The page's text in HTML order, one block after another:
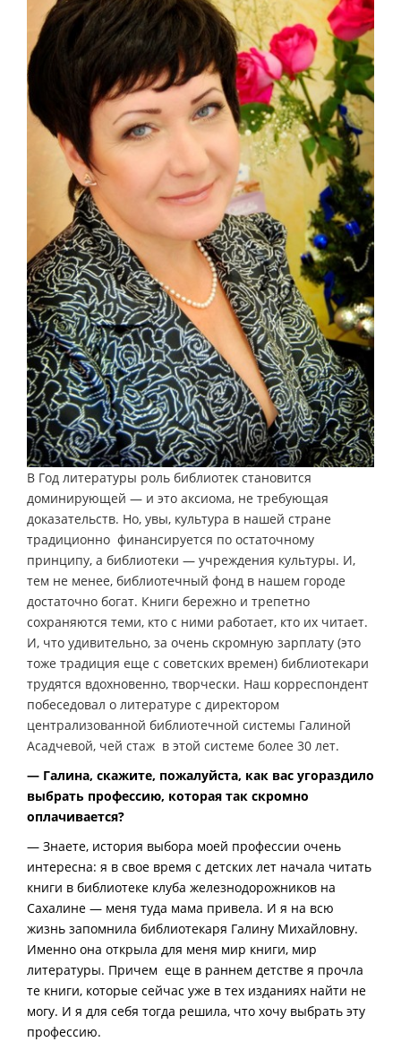
В Год литературы роль библиотек становится
доминирующей — и это аксиома, не требующая
доказательств. Но, увы, культура в нашей стране
традиционно финансируется по остаточному
принципу, а библиотеки — учреждения культуры. И,
тем не менее, библиотечный фонд в нашем городе
достаточно богат. Книги бережно и трепетно
сохраняются теми, кто с ними работает, кто их читает.
И, что удивительно, за очень скромную зарплату (это
тоже традиция еще с советских времен) библиотекари
трудятся вдохновенно, творчески. Наш корреспондент
побеседовал о литературе с директором
централизованной библиотечной системы Галиной
Асадчевой, чей стаж в этой системе более 30 лет.
— Галина, скажите, пожалуйста, как вас угораздило
выбрать профессию, которая так скромно
оплачивается?
— Знаете, история выбора моей профессии очень
интересна: я в свое время с детских лет начала читать
книги в библиотеке клуба железнодорожников на
Сахалине — меня туда мама привела. И я на всю
жизнь запомнила библиотекаря Галину Михайловну.
Именно она открыла для меня мир книги, мир
литературы. Причем еще в раннем детстве я прочла
те книги, которые сейчас уже в тех изданиях найти не
могу. И я для себя тогда решила, что хочу выбрать эту
профессию.